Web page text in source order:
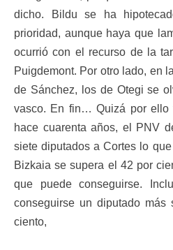
dicho. Bildu se ha
prioridad, aunque haya que
ocurrió con el recurso de la
Puigdemont. Por otro lado, en
de Sánchez, los de Otegi se
vasco. En fin… Quizá por ello
hace cuarenta años, el PNV
siete diputados a Cortes lo
Bizkaia se supera el 42 por
que puede conseguirse.
conseguirse un diputado
ciento,